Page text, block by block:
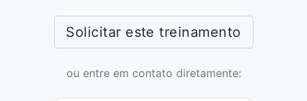
Solicitar este treinamento
ou entre em contato diretamente: